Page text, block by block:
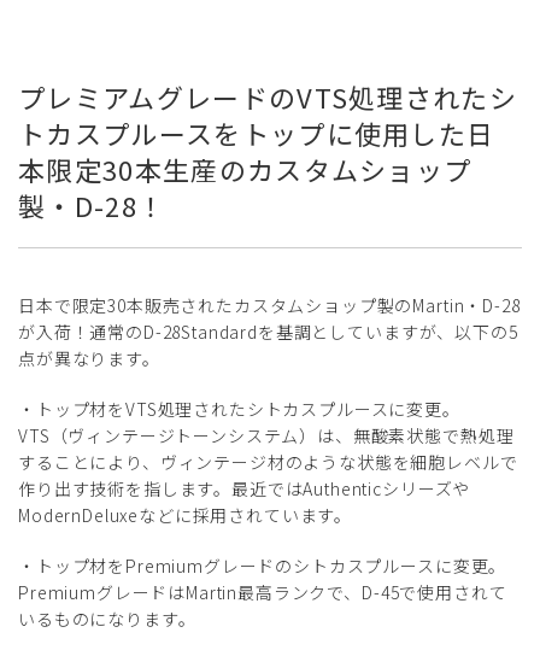
プレミアムグレードのVTS処理されたシ
トカスプルースをトップに使用した日
本限定30本生産のカスタムショップ
製・D-28！
日本で限定30本販売されたカスタムショップ製のMartin・D-28
が入荷！通常のD-28Standardを基調としていますが、以下の5
点が異なります。
・トップ材をVTS処理されたシトカスプルースに変更。
VTS（ヴィンテージトーンシステム）は、無酸素状態で熱処理
することにより、ヴィンテージ材のような状態を細胞レベルで
作り出す技術を指します。最近ではAuthenticシリーズや
ModernDeluxeなどに採用されています。
・トップ材をPremiumグレードのシトカスプルースに変更。
PremiumグレードはMartin最高ランクで、D-45で使用されて
いるものになります。